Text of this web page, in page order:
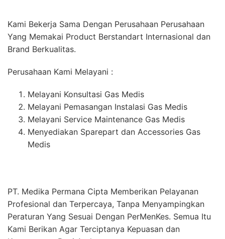
Kami Bekerja Sama Dengan Perusahaan Perusahaan
Yang Memakai Product Berstandart Internasional dan
Brand Berkualitas.
Perusahaan Kami Melayani :
Melayani Konsultasi Gas Medis
Melayani Pemasangan Instalasi Gas Medis
Melayani Service Maintenance Gas Medis
Menyediakan Sparepart dan Accessories Gas
Medis
PT. Medika Permana Cipta Memberikan Pelayanan
Profesional dan Terpercaya, Tanpa Menyampingkan
Peraturan Yang Sesuai Dengan PerMenKes. Semua Itu
Kami Berikan Agar Terciptanya Kepuasan dan